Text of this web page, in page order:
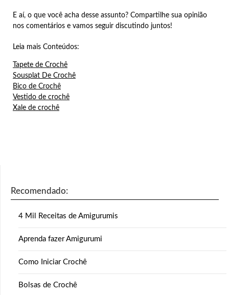
E aí, o que você acha desse assunto? Compartilhe sua opinião
nos comentários e vamos seguir discutindo juntos!
Leia mais Conteúdos:
Tapete de Crochê
Sousplat De Crochê
Bico de Crochê
Vestido de crochê
Xale de crochê
Recomendado:
4 Mil Receitas de Amigurumis
Aprenda fazer Amigurumi
Como Iniciar Crochê
Bolsas de Crochê